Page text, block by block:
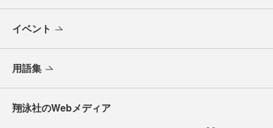
イベント
用語集
翔泳社のWebメディア